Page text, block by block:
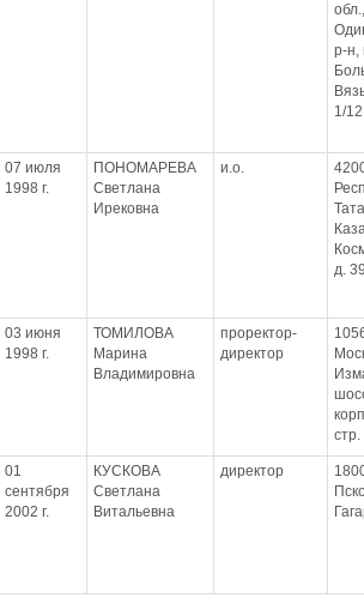
обл.,
р-н,
1/12
07 июля
1998 г.
ПОНОМАРЕВА
Светлана
Ирековна
и.о.
д.
03 июня
1998 г.
ТОМИЛОВА
Марина
Владимировна
проректор-
директор
стр.
01
сентября
2002 г.
КУСКОВА
Светлана
Витальевна
директор